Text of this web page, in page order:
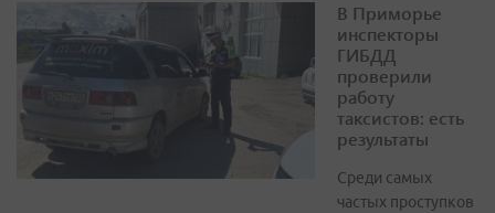
В Приморье
инспекторы
ГИБДД
проверили
работу
таксистов: есть
результаты
Среди самых
частых проступков